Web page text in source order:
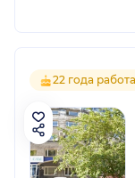
22 года